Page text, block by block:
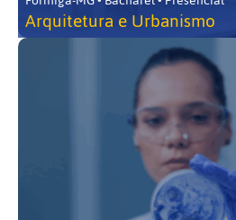
Arquitetura e Urbanismo